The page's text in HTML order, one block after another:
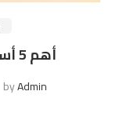
أهم 5 أسباب فشل المشاريع الزراعية
byAdmin